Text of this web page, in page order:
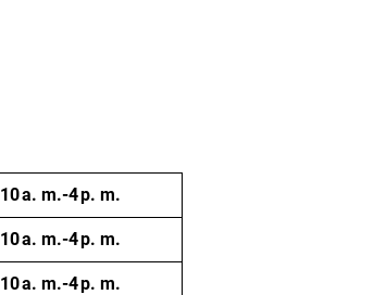
10 a. m.-4 p. m.
10 a. m.-4 p. m.
10 a. m.-4 p. m.